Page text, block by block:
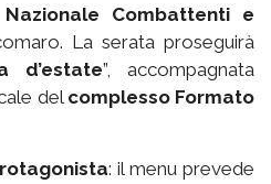
Nazionale Combattenti e
La serata proseguirà
d’estate”, accompagnata
del complesso Formato
: il menu prevede